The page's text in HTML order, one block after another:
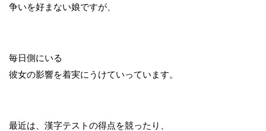
争いを好まない娘ですが、
毎日側にいる
彼女の影響を着実にうけていっています。
最近は、漢字テストの得点を競ったり、